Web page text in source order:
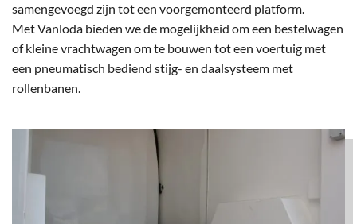
samengevoegd zijn tot een voorgemonteerd platform.
Met Vanloda bieden we de mogelijkheid om een bestelwagen
of kleine vrachtwagen om te bouwen tot een voertuig met
een pneumatisch bediend stijg- en daalsysteem met
rollenbanen.